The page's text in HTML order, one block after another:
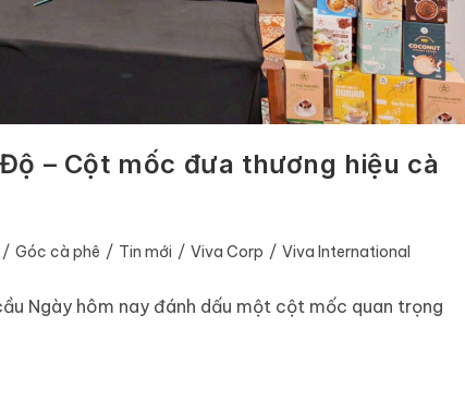
– Cột mốc đưa thương hiệu cà
/ Góc cà phê / Tin mới / Viva Corp / Viva International
Ngày hôm nay đánh dấu một cột mốc quan trọng